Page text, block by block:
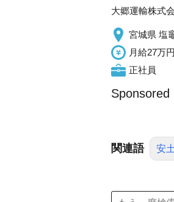
大郷運輸株式
宮城県 塩
月給27万
正社員
Sponsored
関連語 安